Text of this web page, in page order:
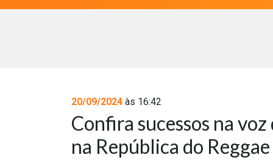
20/09/2024 às 16:42
Confira sucessos na
na República do Reggae